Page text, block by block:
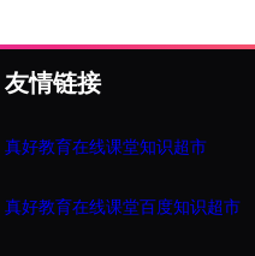
友情链接
真好教育在线课堂知识超市
真好教育在线课堂百度知识超市